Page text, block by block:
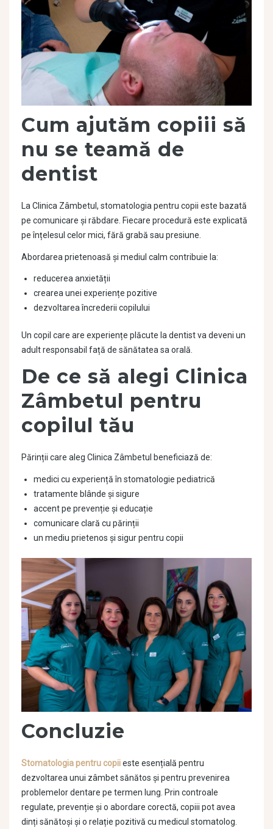
Cum ajutăm copiii să
nu se teamă de
dentist
La Clinica Zâmbetul, stomatologia pentru copii este bazată
pe comunicare și răbdare. Fiecare procedură este explicată
pe înțelesul celor mici, fără grabă sau presiune.
Abordarea prietenoasă și mediul calm contribuie la:
reducerea anxietății
crearea unei experiențe pozitive
dezvoltarea încrederii copilului
Un copil care are experiențe plăcute la dentist va deveni un
adult responsabil față de sănătatea sa orală.
De ce să alegi Clinica
Zâmbetul pentru
copilul tău
Părinții care aleg Clinica Zâmbetul beneficiază de:
medici cu experiență în stomatologie pediatrică
tratamente blânde și sigure
accent pe prevenție și educație
comunicare clară cu părinții
un mediu prietenos și sigur pentru copii
Concluzie
Stomatologia pentru copiieste esențială pentru
dezvoltarea unui zâmbet sănătos și pentru prevenirea
problemelor dentare pe termen lung. Prin controale
regulate, prevenție și o abordare corectă, copiii pot avea
dinți sănătoși și o relație pozitivă cu medicul stomatolog.